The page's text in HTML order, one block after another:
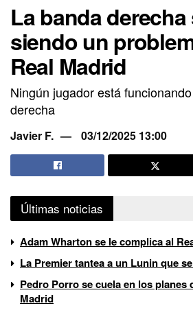
La banda
siendo un
Real Madrid
Ningún jugador está
derecha
Javier F. 03/12/2025 13:00
Últimas noticias
Adam Wharton se le complica al
La Premier tantea a un Lunin que
Pedro Porro se cuela en los planes
Madrid